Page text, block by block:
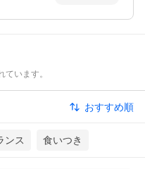
います。
おすすめ順
ンス 食いつき